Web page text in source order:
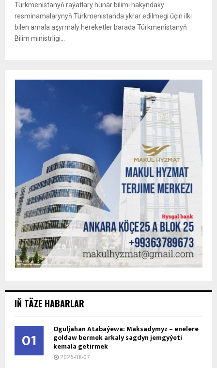
Türkmenistanyň raýatlary hünär bilimi hakyndaky
resminamalarynyň Türkmenistanda ykrar edilmegi üçin ilki
bilen amala aşyrmaly hereketler barada Türkmenistanyň
Bilim ministrligi...
IŇ TÄZE HABARLAR
01 Oguljahan Atabaýewa: Maksadymyz – enelere
goldaw bermek arkaly sagdyn jemgyýeti
kemala getirmek
2026-08-07